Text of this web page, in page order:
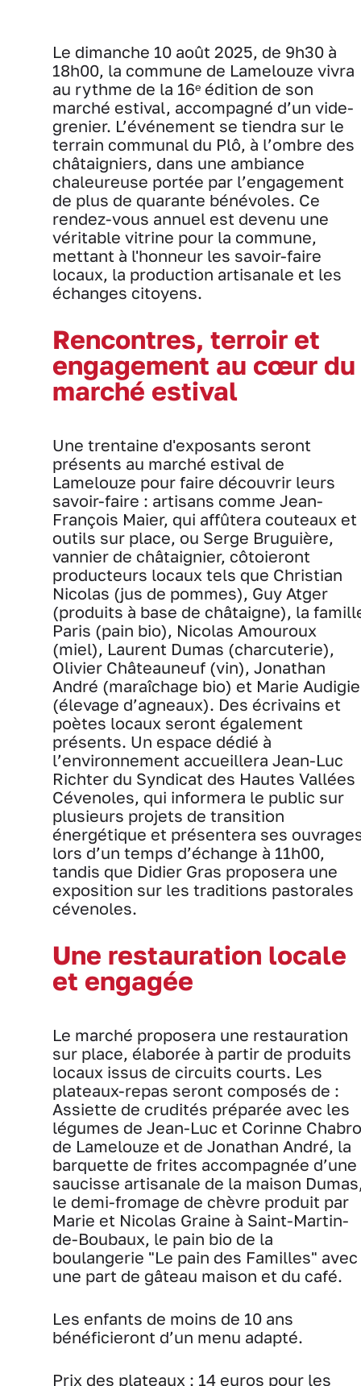
Le dimanche 10 août 2025, de 9h30 à
18h00, la commune de Lamelouze vivra
au rythme de la 16ᵉ édition de son
marché estival, accompagné d’un vide-
grenier. L’événement se tiendra sur le
terrain communal du Plô, à l’ombre des
châtaigniers, dans une ambiance
chaleureuse portée par l’engagement
de plus de quarante bénévoles. Ce
rendez-vous annuel est devenu une
véritable vitrine pour la commune,
mettant à l'honneur les savoir-faire
locaux, la production artisanale et les
échanges citoyens.
Rencontres, terroir et
engagement au cœur du
marché estival
Une trentaine d'exposants seront
présents au marché estival de
Lamelouze pour faire découvrir leurs
savoir-faire : artisans comme Jean-
François Maier, qui affûtera couteaux et
outils sur place, ou Serge Bruguière,
vannier de châtaignier, côtoieront
producteurs locaux tels que Christian
Nicolas (jus de pommes), Guy Atger
(produits à base de châtaigne), la
Paris (pain bio), Nicolas Amouroux
(miel), Laurent Dumas (charcuterie),
Olivier Châteauneuf (vin), Jonathan
André (maraîchage bio) et Marie
(élevage d’agneaux). Des écrivains et
poètes locaux seront également
présents. Un espace dédié à
l’environnement accueillera Jean-Luc
Richter du Syndicat des Hautes Vallées
Cévenoles, qui informera le public sur
plusieurs projets de transition
énergétique et présentera ses
lors d’un temps d’échange à 11h00,
tandis que Didier Gras proposera une
exposition sur les traditions pastorales
cévenoles.
Une restauration locale
et engagée
Le marché proposera une restauration
sur place, élaborée à partir de produits
locaux issus de circuits courts. Les
plateaux-repas seront composés de :
Assiette de crudités préparée avec les
légumes de Jean-Luc et Corinne
de Lamelouze et de Jonathan André, la
barquette de frites accompagnée d’une
saucisse artisanale de la maison
le demi-fromage de chèvre produit par
Marie et Nicolas Graine à Saint-Martin-
de-Boubaux, le pain bio de la
boulangerie "Le pain des Familles" avec
une part de gâteau maison et du café.
Les enfants de moins de 10 ans
bénéficieront d’un menu adapté.
Prix des plateaux : 14 euros pour les